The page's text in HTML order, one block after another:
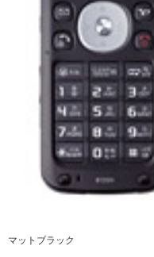
マットブラック